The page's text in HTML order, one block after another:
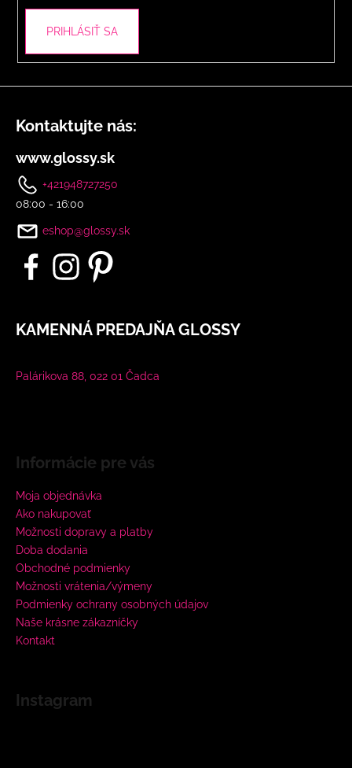
s
u
PRIHLÁSIŤ SA
Kontaktujte nás:
www.glossy.sk
+421948727250
08:00 - 16:00
eshop@glossy.sk
KAMENNÁ PREDAJŇA GLOSSY
Palárikova 88, 022 01 Čadca
Informácie pre vás
Moja objednávka
Ako nakupovať
Možnosti dopravy a platby
Doba dodania
Obchodné podmienky
Možnosti vrátenia/výmeny
Podmienky ochrany osobných údajov
Naše krásne zákazníčky
Kontakt
Instagram